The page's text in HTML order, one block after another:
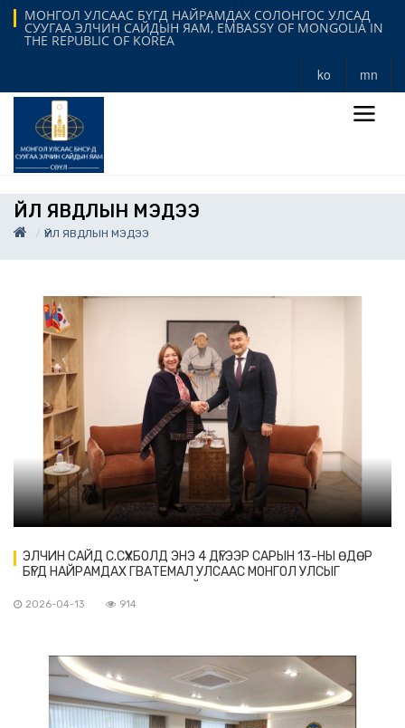
МОНГОЛ УЛСААС БҮГД НАЙРАМДАХ СОЛОНГОС УЛСАД
СУУГАА ЭЛЧИН САЙДЫН ЯАМ, EMBASSY OF MONGOLIA IN
THE REPUBLIC OF KOREA
ko mn
ҮЙЛ ЯВДЛЫН МЭДЭЭ
ҮЙЛ ЯВДЛЫН МЭДЭЭ
ЭЛЧИН САЙД С.СҮХБОЛД ЭНЭ 4 ДҮГЭЭР САРЫН 13-НЫ ӨДӨР
БҮГД НАЙРАМДАХ ГВАТЕМАЛ УЛСААС МОНГОЛ УЛСЫГ
УУЛЗАВ
2026-04-13 914